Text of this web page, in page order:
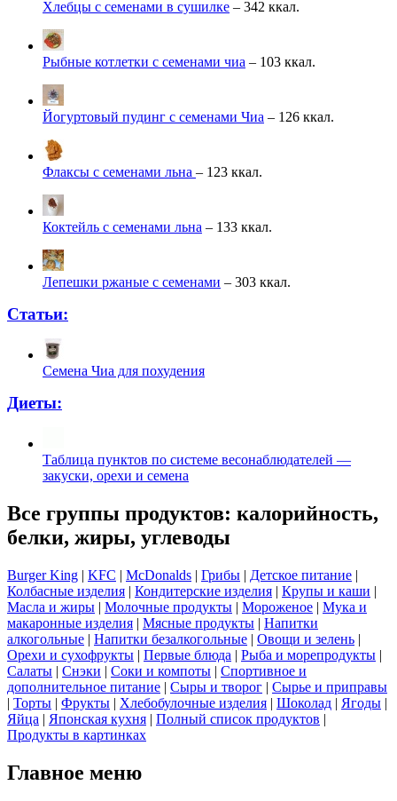
Хлебцы с семенами в сушилке – 342 ккал.
Рыбные котлетки с семенами чиа – 103 ккал.
Йогуртовый пудинг с семенами Чиа – 126 ккал.
Флаксы с семенами льна – 123 ккал.
Коктейль с семенами льна – 133 ккал.
Лепешки ржаные с семенами – 303 ккал.
Статьи:
Семена Чиа для похудения
Диеты:
Таблица пунктов по системе весонаблюдателей —
закуски, орехи и семена
Все группы продуктов: калорийность,
белки, жиры, углеводы
Burger King | KFC | McDonalds | Грибы | Детское питание |
Колбасные изделия | Кондитерские изделия | Крупы и каши |
Масла и жиры | Молочные продукты | Мороженое | Мука и
макаронные изделия | Мясные продукты | Напитки
алкогольные | Напитки безалкогольные | Овощи и зелень |
Орехи и сухофрукты | Первые блюда | Рыба и морепродукты |
Салаты | Снэки | Соки и компоты | Спортивное и
дополнительное питание | Сыры и творог | Сырье и приправы
| Торты | Фрукты | Хлебобулочные изделия | Шоколад | Ягоды |
Яйца | Японская кухня | Полный список продуктов |
Продукты в картинках
Главное меню